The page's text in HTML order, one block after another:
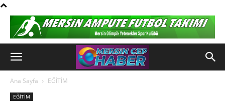
Ana Sayfa EĞİTİM
EĞİTİM